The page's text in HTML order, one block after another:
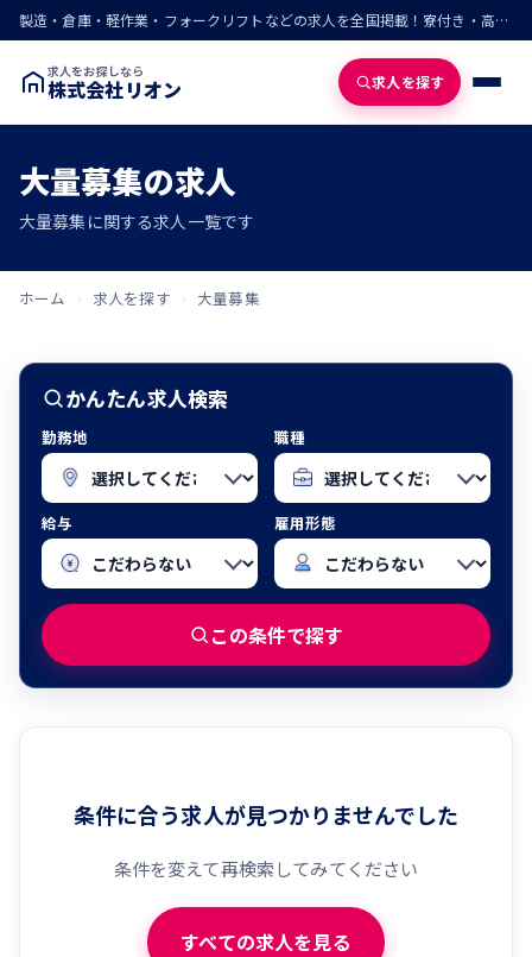
製造・倉庫・軽作業・フォークリフトなどの求人を全国掲載！寮付き・高収入・即入寮の仕事が見つかる
求人をお探しなら
株式会社リオン 求人を探す
大量募集の求人
大量募集に関する求人一覧です
ホーム › 求人を探す › 大量募集
かんたん求人検索
勤務地 職種
給与 雇用形態
この条件で探す
条件に合う求人が見つかりませんでした
条件を変えて再検索してみてください
すべての求人を見る